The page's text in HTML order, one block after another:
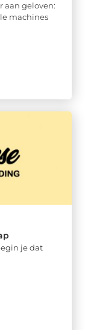
aan geloven:
machines
je dat